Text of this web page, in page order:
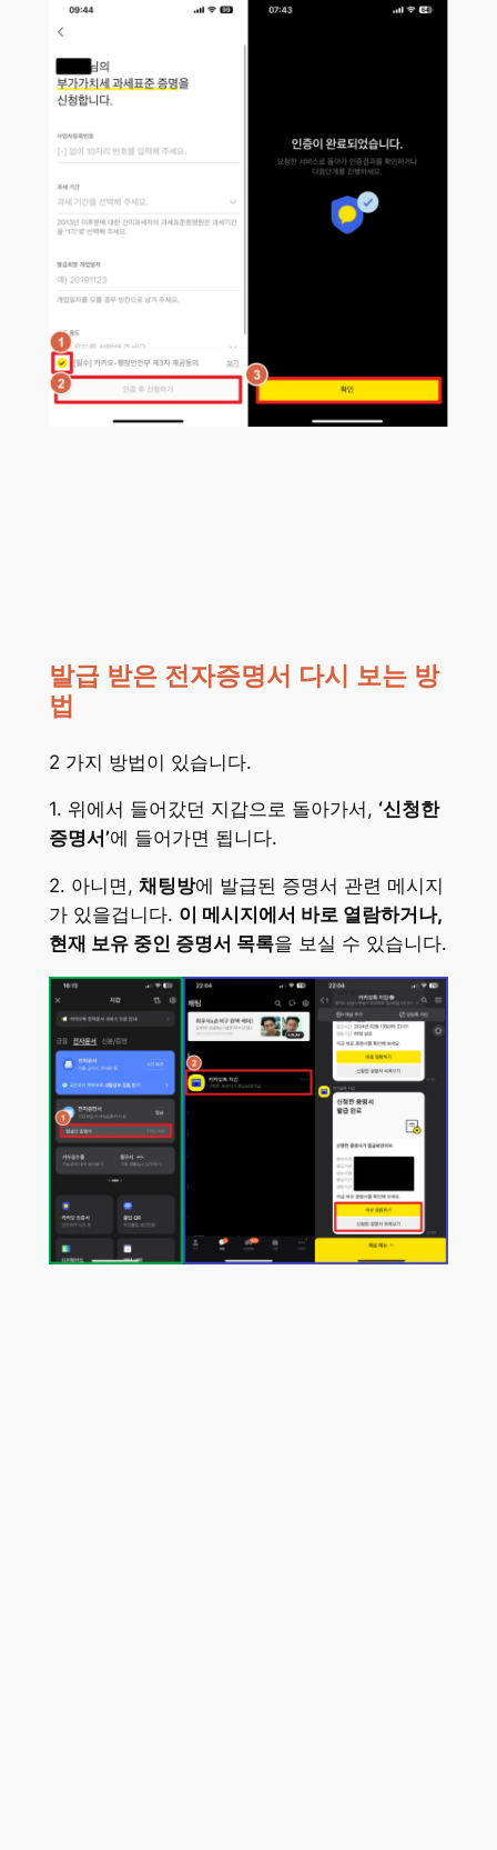
발급 받은 전자증명서 다시 보는 방
법
2 가지 방법이 있습니다.
1. 위에서 들어갔던 지갑으로 돌아가서, ‘신청한
증명서’에 들어가면 됩니다.
2. 아니면, 채팅방에 발급된 증명서 관련 메시지
가 있을겁니다. 이 메시지에서 바로 열람하거나,
현재 보유 중인 증명서 목록을 보실 수 있습니다.